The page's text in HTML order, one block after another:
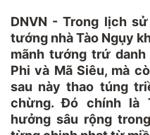
DNVN - Trong lịch
tướng nhà Tào Ngụy
mãnh tướng trứ
Phi và Mã Siêu, mà
sau này thao túng
chừng. Đó chính là
hưởng sâu rộng